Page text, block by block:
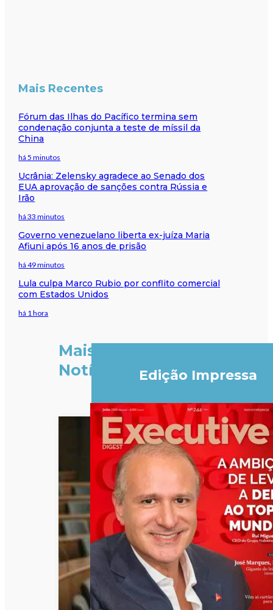
Mais Recentes
Fórum das Ilhas do Pacífico termina sem
condenação conjunta a teste de míssil da
China
há 5 minutos
Ucrânia: Zelensky agradece ao Senado dos
EUA aprovação de sanções contra Rússia e
Irão
há 33 minutos
Governo venezuelano liberta ex-juíza Maria
Afiuni após 16 anos de prisão
há 49 minutos
Lula culpa Marco Rubio por conflito comercial
com Estados Unidos
há 1 hora
Mais
Notícias
Edição Impressa